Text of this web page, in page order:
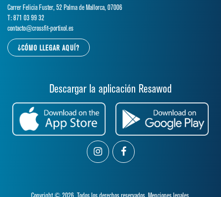
Carrer Felicia Fuster, 52 Palma de Mallorca, 07006
T: 871 03 99 32
contacto@crossfit-portixol.es
¿CÓMO LLEGAR AQUÍ?
Descargar la aplicación Resawod
Copyright © 2026. Todos los derechos reservados. Menciones legales.